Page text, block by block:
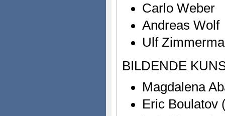
Carlo Weber
Andreas Wolf
Ulf
BILDENDE
Magdalena
Eric Boulatov